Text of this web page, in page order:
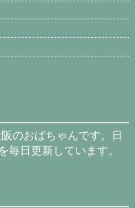
のおばちゃんです。日
毎日更新しています。